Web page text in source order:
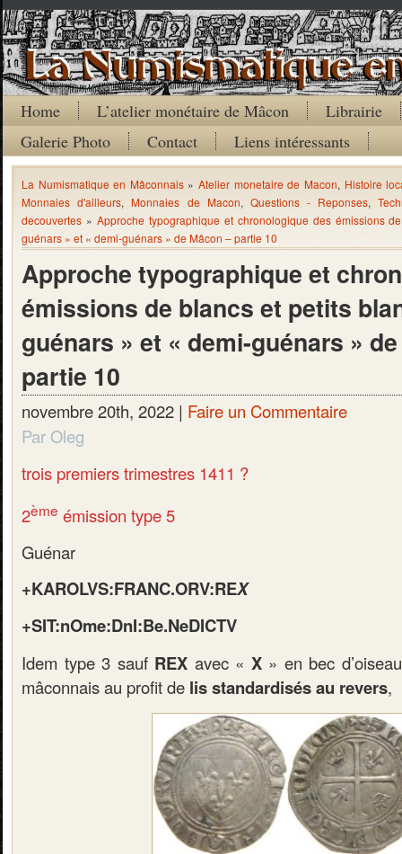
Home L’atelier monétaire de Mâcon
Librairie
Galerie Photo
Contact Liens intéressants
La Numismatique en Mâconnais»Atelier monetaire de Macon, Histoire
Monnaies d'ailleurs, Monnaies de Macon, Questions - Reponses,
decouvertes » Approche typographique et chronologique des émissions
guénars » et « demi-guénars » de Mâcon – partie 10
Approche typographique et
émissions de blancs et petits
guénars » et « demi-guénars »
partie 10
novembre 20th, 2022 | Faire un Commentaire
Par Oleg
trois premiers trimestres 1411 ?
2ème émission type 5
Guénar
+KAROLVS:FRANC.ORV:REX
+SIT:nOme:DnI:Be.NeDICTV
Idem type 3 sauf REX avec « X» en bec
mâconnais au profit de lis standardisés au revers,